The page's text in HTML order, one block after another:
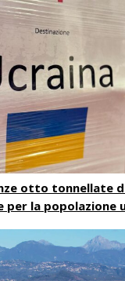
otto tonnellate
per la popolazione